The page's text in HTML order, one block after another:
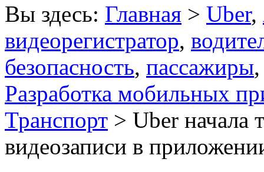
Вы здесь: Главная > Uber,
видеорегистратор,
безопасность, пассажиры
Разработка мобильных
Транспорт > Uber начала
видеозаписи в